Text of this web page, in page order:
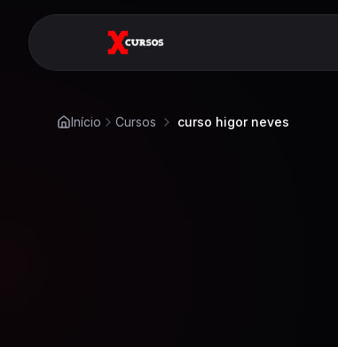
Início Cursos curso higor neves